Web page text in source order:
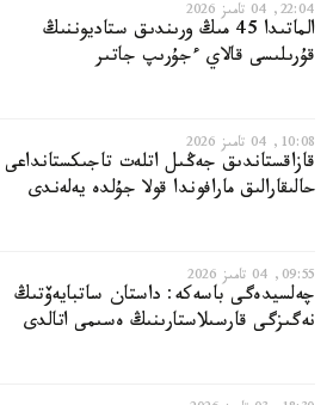
22:04, 04 تامىز 2026
الماتىدا 45 مىڭ ورىندىق ستاديوننىڭ
قۇرىلىسى قالاي ءجۇرىپ جاتىر
10:08, 04 تامىز 2026
قازاقستاندىق جەڭىل اتلەت تاجىكستانداعى
حالىقارالىق مارافوندا قولا جۇلدە يەلەندى
09:55, 04 تامىز 2026
چەلسيدەگى باسەكە: داستان ساتبايەۆتىڭ
نەگىزگى قارسىلاستارىنىڭ ەسىمى اتالدى